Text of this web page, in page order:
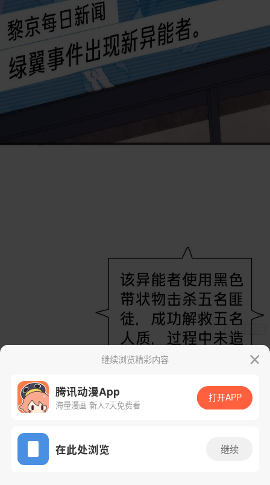
App免费看
继续浏览精彩内容
腾讯动漫App
海量漫画 新人7天免费看
打开APP
在此处浏览 继续